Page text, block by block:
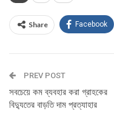
Share Facebook
PREV POST
সবচেয়ে কম ব্যবহার করা গ্রাহকের
বিদ্যুতের বাড়তি দাম প্রত্যাহার